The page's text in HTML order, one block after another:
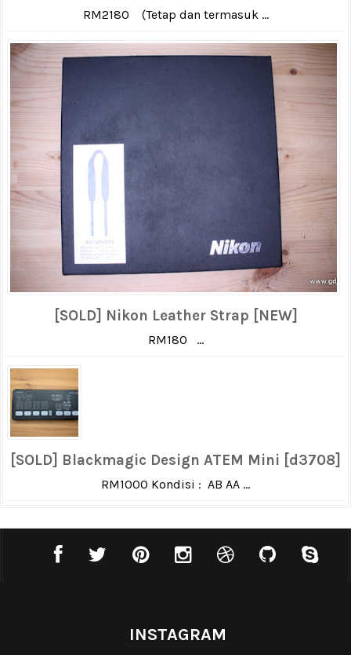
RM2180 (Tetap dan termasuk ...
[SOLD] Nikon Leather Strap [NEW]
RM180 ...
[SOLD] Blackmagic Design ATEM Mini [d3708]
RM1000 Kondisi : AB AA ...
INSTAGRAM